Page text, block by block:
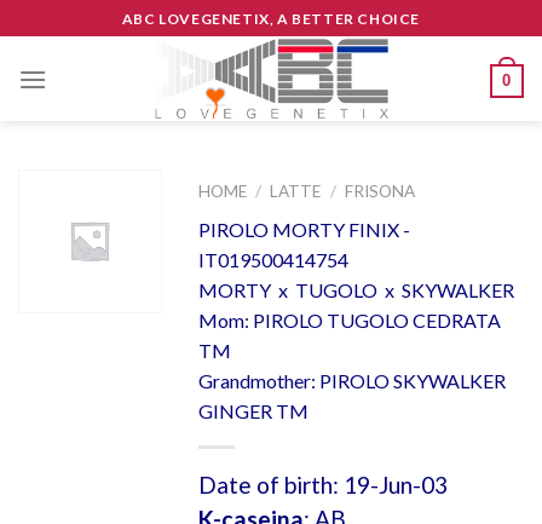
to
content
ABC LOVEGENETIX, A BETTER CHOICE
0
HOME / LATTE / FRISONA
PIROLO MORTY FINIX -
IT019500414754
MORTY x TUGOLO x SKYWALKER
Mom: PIROLO TUGOLO CEDRATA
TM
Grandmother: PIROLO SKYWALKER
GINGER TM
Date of birth: 19-Jun-03